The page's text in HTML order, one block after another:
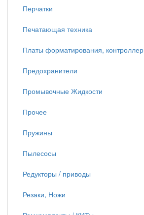
Перчатки
Печатающая техника
Платы форматирования, контроллер
Предохранители
Промывочные Жидкости
Прочее
Пружины
Пылесосы
Редукторы / приводы
Резаки, Ножи